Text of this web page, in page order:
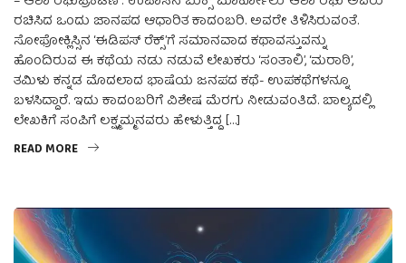
ರಚಿಸಿದ ಒಂದು ಜಾನಪದ ಆಧಾರಿತ ಕಾದಂಬರಿ. ಅವರೇ ತಿಳಿಸಿರುವಂತೆ.
ಸೋಫೋಕ್ಲಿಸ್ಸಿನ ‘ಈಡಿಪಸ್ ರೆಕ್ಸ್’ಗೆ ಸಮಾನವಾದ ಕಥಾವಸ್ತುವನ್ನು
ಹೊಂದಿರುವ ಈ ಕಥೆಯ ನಡು ನಡುವೆ ಲೇಖಕರು ‘ಸಂತಾಲಿ’, ‘ಮರಾಠಿ’,
ತಮಿಳು ಕನ್ನಡ ಮೊದಲಾದ ಭಾಷೆಯ ಜನಪದ ಕಥೆ- ಉಪಕಥೆಗಳನ್ನೂ
ಬಳಸಿದ್ದಾರೆ. ಇದು ಕಾದಂಬರಿಗೆ ವಿಶೇಷ ಮೆರಗು ನೀಡುವಂತಿದೆ. ಬಾಲ್ಯದಲ್ಲಿ
ಲೇಖಕಿಗೆ ಸಂಪಿಗೆ ಲಕ್ಷ್ಮಮ್ಮನವರು ಹೇಳುತ್ತಿದ್ದ […]
READ MORE